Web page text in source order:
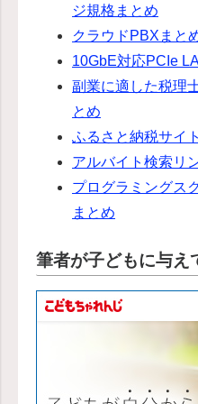
ジ規格まとめ
クラウドPBXまと
10GbE対応PCIe
副業に適した税理
とめ
ふるさと納税サイ
アルバイト検索リ
プログラミングス
まとめ
筆者が子どもに与え